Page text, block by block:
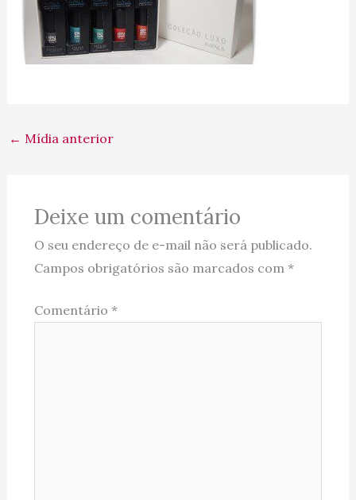
← Mídia anterior
Deixe um comentário
O seu endereço de e-mail não será publicado.
Campos obrigatórios são marcados com *
Comentário *